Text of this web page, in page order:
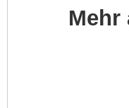
Mehr